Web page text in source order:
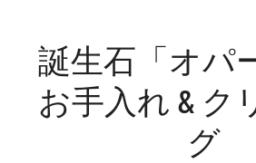
誕生石「オパ
お手入れ & ク
グ